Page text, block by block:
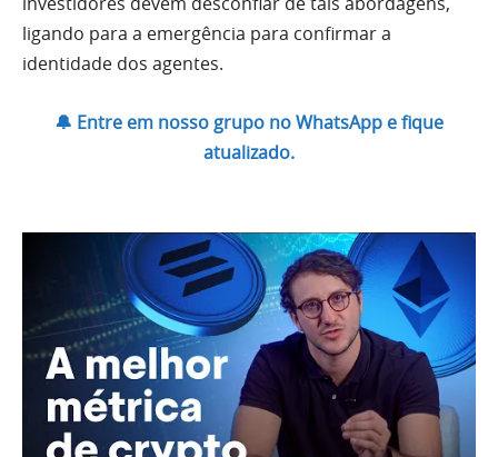
ligando para a emergência para confirmar a
identidade dos agentes.
🔔 Entre em nosso grupo no WhatsApp e fique
atualizado.